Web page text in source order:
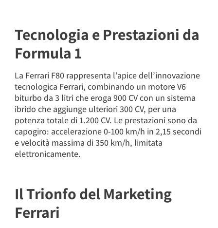
Tecnologia e Prestazioni da
Formula 1
La Ferrari F80 rappresenta l’apice dell’innovazione
tecnologica Ferrari, combinando un motore V6
biturbo da 3 litri che eroga 900 CV con un sistema
ibrido che aggiunge ulteriori 300 CV, per una
potenza totale di 1.200 CV. Le prestazioni sono da
capogiro: accelerazione 0-100 km/h in 2,15 secondi
e velocità massima di 350 km/h, limitata
elettronicamente.
Il Trionfo del Marketing
Ferrari